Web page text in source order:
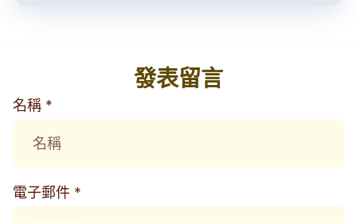
發表留言
名稱 *
電子郵件 *